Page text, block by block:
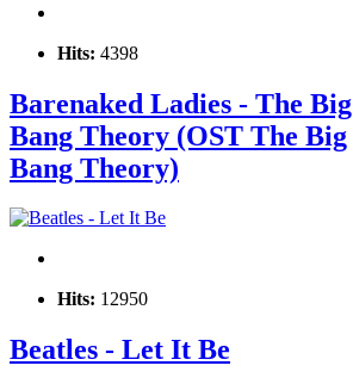
Hits: 4398
Barenaked Ladies - The Big
Bang Theory (OST The Big
Bang Theory)
Hits: 12950
Beatles - Let It Be